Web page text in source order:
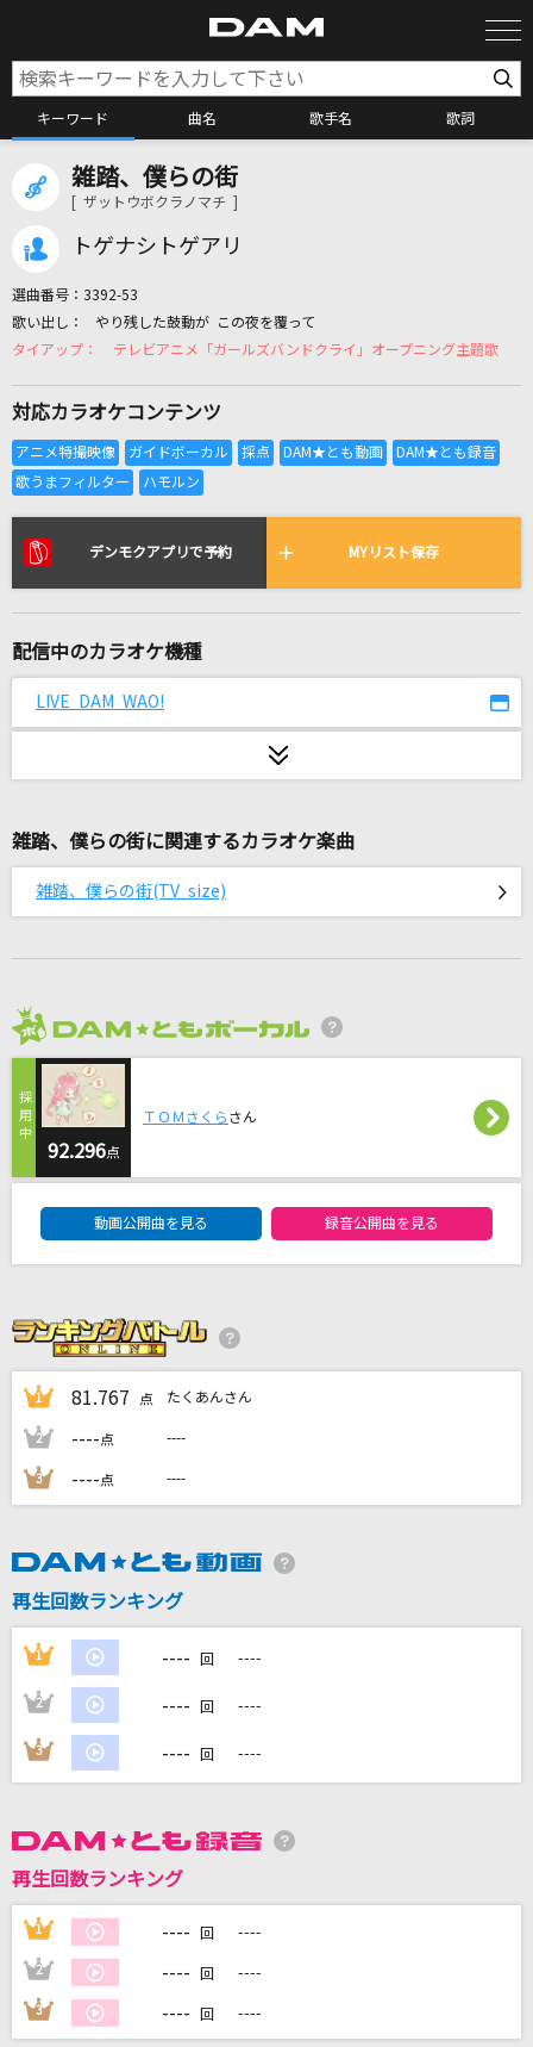
キーワード 曲名 歌手名 歌詞
カラオケ検索
カラオケリクエスト
リアルタイムで歌われている曲の一覧
[生音]象牙海岸
Eve
[生音]ひまわりの約束
KANA-BOON
[生音]月並みに輝け
SEKAI NO OWARI(世界の終わり)
サボテンの花
TULIP(チューリップ)
二人だけのセレモニー
岡田有希子
[生音]My Revolution
[生音]幻
My Hair is Bad
DAMに会員登録・ログインして
家族や友達と一緒に！練習にも！
雑踏、僕らの街
[ ザットウボクラノマチ ]
トゲナシトゲアリ
選曲番号： 3392-53
やり残した鼓動が この夜を覆って
テレビアニメ「ガールズバンドクライ」オープニング主題歌
対応カラオケコンテンツ
デンモクアプリで予約 MYリスト保存
配信中のカラオケ機種
LIVE DAM WAO!
雑踏、僕らの街に関連するカラオケ楽曲
雑踏、僕らの街(TV size)
92.296点
ＴＯＭさくら さん
動画公開曲を見る 録音公開曲を見る
1 81.767 点 たくあんさん
2 ----点 ----
3 ----点 ----
再生回数ランキング
1 ---- 回 ----
2 ---- 回 ----
3 ---- 回 ----
再生回数ランキング
1 ---- 回 ----
2 ---- 回 ----
3 ---- 回 ----